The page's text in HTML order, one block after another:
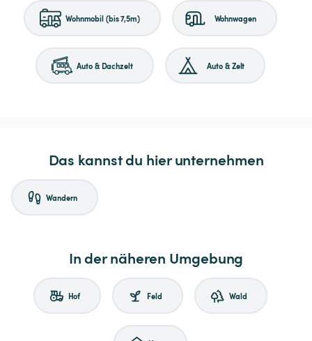
Wohnmobil (bis 7,5m) Wohnwagen
Auto & Dachzelt Auto & Zelt
Das kannst du hier unternehmen
Wandern
In der näheren Umgebung
Hof Feld Wald